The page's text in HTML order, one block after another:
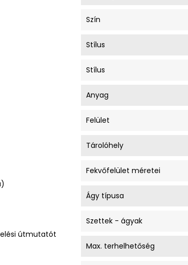
útmutatót
Szín
Stílus
Stílus
Anyag
Felület
Tárolóhely
Fekvőfelület méretei
Ágy típusa
Szettek - ágyak
Max. terhelhetőség